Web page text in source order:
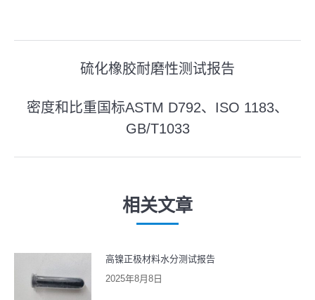
上
文
章：
硫化橡胶耐磨性测试报告
下
章：
密度和比重国标ASTM D792、ISO 1183、
GB/T1033
相关文章
高镍正极材料水分测试报告
2025年8月8日